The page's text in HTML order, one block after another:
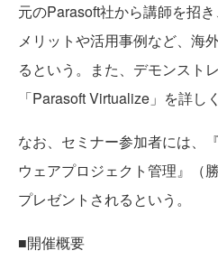
元のParasoft社から講師を招
メリットや活用事例など、海
るという。また、デモンスト
「Parasoft Virtualize」を詳し
なお、セミナー参加者には、
ウェアプロジェクト管理』（
プレゼントされるという。
■開催概要